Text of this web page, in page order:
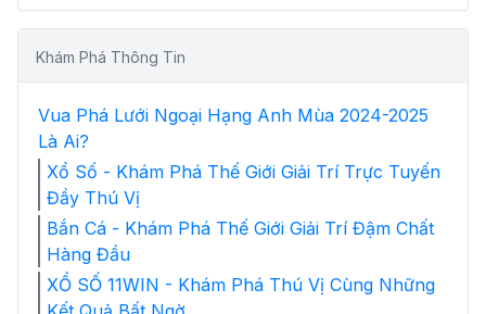
Khám Phá Thông Tin
Vua Phá Lưới Ngoại Hạng Anh Mùa 2024-2025
Là Ai?
Xổ Số - Khám Phá Thế Giới Giải Trí Trực Tuyến
Đầy Thú Vị
Bắn Cá - Khám Phá Thế Giới Giải Trí Đậm Chất
Hàng Đầu
XỔ SỐ 11WIN - Khám Phá Thú Vị Cùng Những